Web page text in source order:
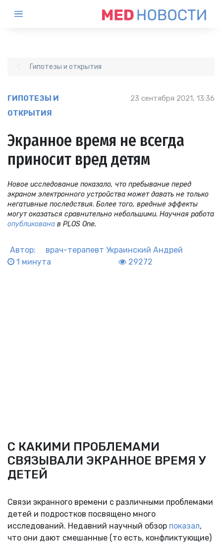
Гипотезы и открытия
ГИПОТЕЗЫ И
ОТКРЫТИЯ
23 сентября 2021, 13:36
Экранное время не всегда
приносит вред детям
Новое исследование показало, что пребывание перед
экраном электронного устройства может давать не только
негативные последствия. Более того, вредные эффекты
могут оказаться сравнительно небольшими. Научная работа
опубликована в PLOS One.
Автор: врач-терапевт Украинский Андрей
1 минута
29272
С КАКИМИ ПРОБЛЕМАМИ
СВЯЗЫВАЛИ ЭКРАННОЕ ВРЕМЯ У
ДЕТЕЙ
Связи экранного времени с различными проблемами
детей и подростков посвящено много
исследований. Недавний научный обзор показал,
что они дают смешанные (то есть, конфликтующие)